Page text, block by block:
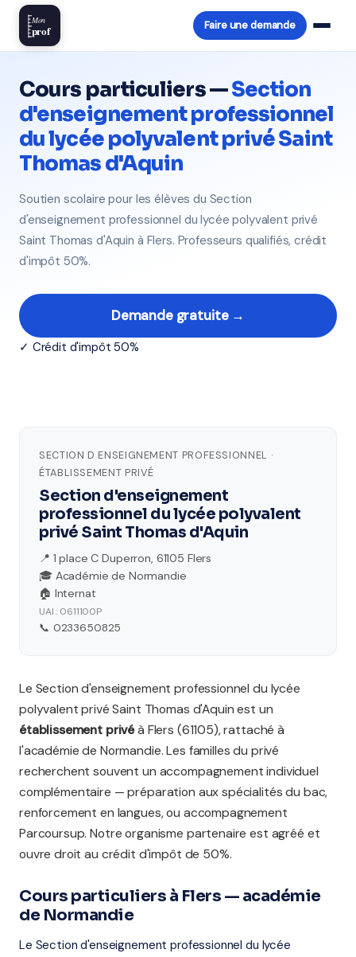
Mon
prof Faire une demande
Cours particuliers —Section
d'enseignement professionnel
du lycée polyvalent privé Saint
Thomas d'Aquin
Soutien scolaire pour les élèves du Section
d'enseignement professionnel du lycée polyvalent privé
Saint Thomas d'Aquin à Flers. Professeurs qualifiés, crédit
d'impôt 50%.
Demande gratuite →
✓ Crédit d'impôt 50%
SECTION D ENSEIGNEMENT PROFESSIONNEL ·
ÉTABLISSEMENT PRIVÉ
Section d'enseignement
professionnel du lycée polyvalent
privé Saint Thomas d'Aquin
📍 1 place C Duperron, 61105 Flers
🎓 Académie de Normandie
🏠 Internat
UAI : 0611100P
📞 0233650825
Le Section d'enseignement professionnel du lycée
polyvalent privé Saint Thomas d'Aquin est un
établissement privéà Flers (61105), rattaché à
l'académie de Normandie. Les familles du privé
recherchent souvent un accompagnement individuel
complémentaire — préparation aux spécialités du bac,
renforcement en langues, ou accompagnement
Parcoursup. Notre organisme partenaire est agréé et
ouvre droit au crédit d'impôt de 50%.
Cours particuliers à Flers — académie
de Normandie
Le Section d'enseignement professionnel du lycée